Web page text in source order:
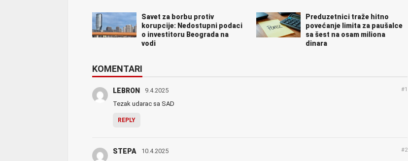
Savet za borbu protiv
korupcije: Nedostupni podaci
o investitoru Beograda na
vodi
Preduzetnici traže hitno
povećanje limita za paušalce
sa šest na osam miliona
dinara
KOMENTARI
LEBRON 9.4.2025 #1
Tezak udarac sa SAD
REPLY
STEPA 10.4.2025 #2